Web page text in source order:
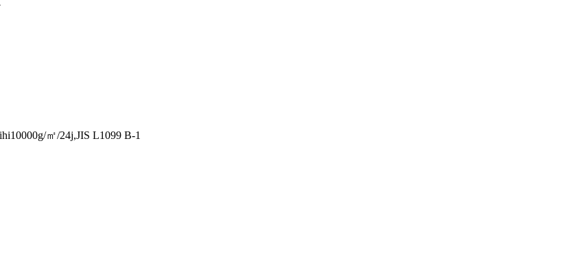
㎡/24j,JIS L1099 B-1